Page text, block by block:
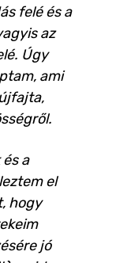
felé és a
az
Úgy
ami
a
el
hogy
jó